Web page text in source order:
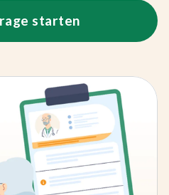
starten